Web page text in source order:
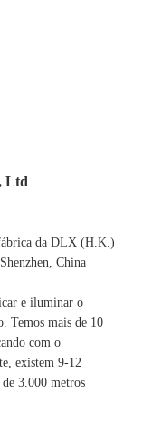
da DLX (H.K.)
China
e iluminar o
Temos mais de 10
com o
existem 9-12
3.000 metros